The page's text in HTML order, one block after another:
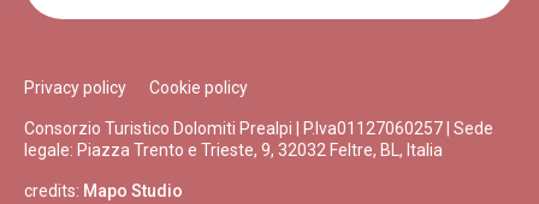
Privacy policy Cookie policy
Consorzio Turistico Dolomiti Prealpi | P.Iva01127060257 | Sede
legale: Piazza Trento e Trieste, 9, 32032 Feltre, BL, Italia
credits: Mapo Studio